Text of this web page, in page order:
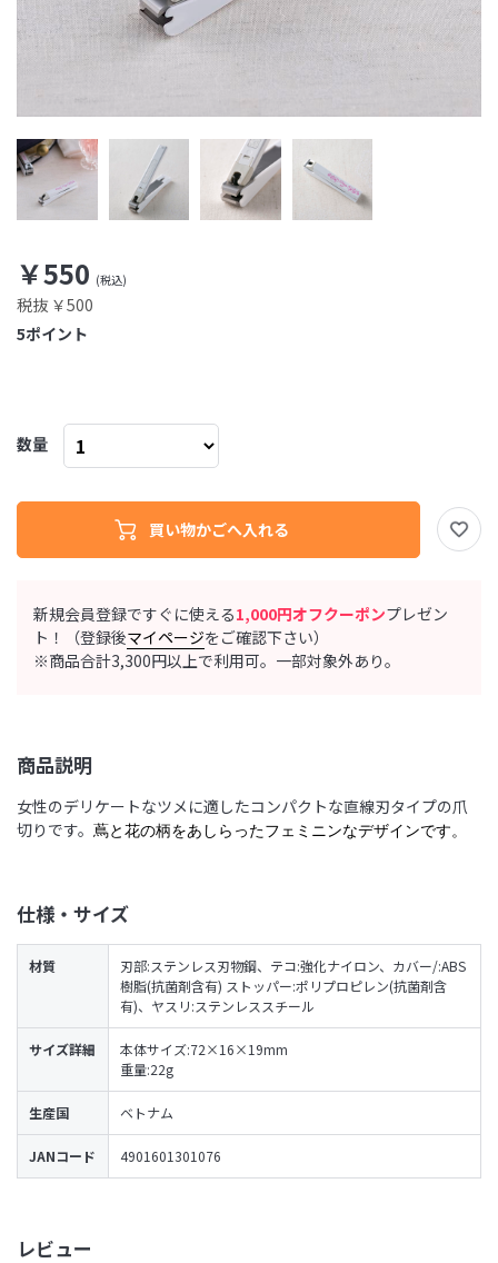
レビュー
新規会員登録ですぐに使える1,000円オフクーポンプレゼン
ト！（登録後マイページをご確認下さい）
※商品合計3,300円以上で利用可。一部対象外あり。
商品説明
女性のデリケートなツメに適したコンパクトな直線刃タイプの爪
切りです。 蔦と花の柄をあしらったフェミニンなデザインです。
仕様・サイズ
材質
刃部:ステンレス刃物鋼、テコ:強化ナイロン、カバー/:ABS
樹脂(抗菌剤含有) ストッパー:ポリプロピレン(抗菌剤含
有)、ヤスリ:ステンレススチール
サイズ詳細
本体サイズ:72×16×19mm
重量:22g
生産国 ベトナム
JANコード 4901601301076
￥550
税抜 ￥500
ポイント
5
数量